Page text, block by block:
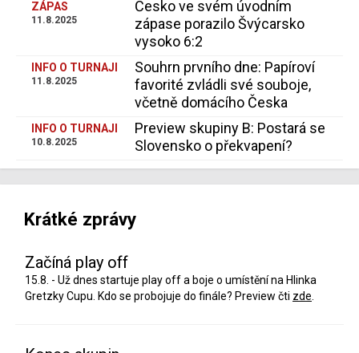
ZÁPAS
11.8.2025
Česko ve svém úvodním
zápase porazilo Švýcarsko
vysoko 6:2
INFO O TURNAJI
11.8.2025
Souhrn prvního dne: Papíroví
favorité zvládli své souboje,
včetně domácího Česka
INFO O TURNAJI
10.8.2025
Preview skupiny B: Postará se
Slovensko o překvapení?
Krátké zprávy
Začíná play off
15.8. - Už dnes startuje play off a boje o umístění na Hlinka
Gretzky Cupu. Kdo se probojuje do finále? Preview čti zde.